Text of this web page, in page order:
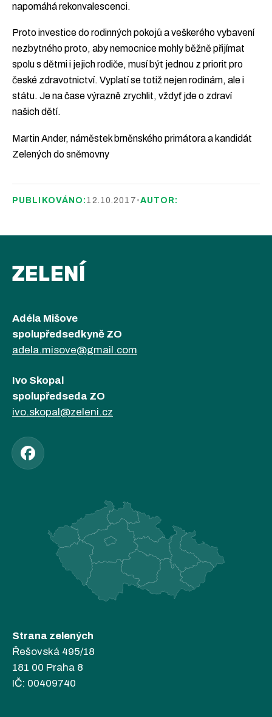
napomáhá rekonvalescenci.
Proto investice do rodinných pokojů a veškerého vybavení
nezbytného proto, aby nemocnice mohly běžně přijímat
spolu s dětmi i jejich rodiče, musí být jednou z priorit pro
české zdravotnictví. Vyplatí se totiž nejen rodinám, ale i
státu. Je na čase výrazně zrychlit, vždyť jde o zdraví
našich dětí.
Martin Ander, náměstek brněnského primátora a kandidát
Zelených do sněmovny
PUBLIKOVÁNO: 12.10.2017 •AUTOR:
ZELENÍ
Adéla Mišove
spolupředsedkyně ZO
adela.misove@gmail.com
Ivo Skopal
spolupředseda ZO
ivo.skopal@zeleni.cz
Strana zelených
Řešovská 495/18
181 00 Praha 8
IČ: 00409740